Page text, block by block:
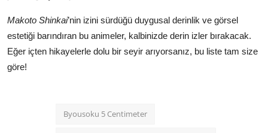
Makoto Shinkai’nin izini sürdüğü duygusal derinlik ve görsel
estetiği barındıran bu animeler, kalbinizde derin izler bırakacak.
Eğer içten hikayelerle dolu bir seyir arıyorsanız, bu liste tam size
göre!
Byousoku 5 Centimeter